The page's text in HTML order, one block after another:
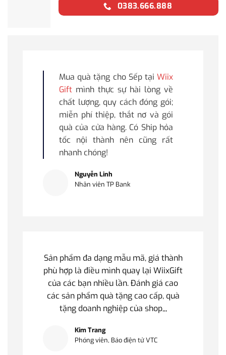
0383.666.888
Mua quà tặng cho Sếp tại Wiix
Gift mình thực sự hài lòng về
chất lượng, quy cách đóng gói;
miễn phí thiệp, thắt nơ và gói
quà của cửa hàng. Có Ship hỏa
tốc nội thành nên cũng rất
nhanh chóng!
Nguyễn Linh
Nhân viên TP Bank
Sản phẩm đa dạng mẫu mã, giá thành
phù hợp là điều mình quay lại WiixGift
của các bạn nhiều lần. Đánh giá cao
các sản phẩm quà tặng cao cấp, quà
tặng doanh nghiệp của shop,,,
Kim Trang
Phóng viên, Báo điện tử VTC